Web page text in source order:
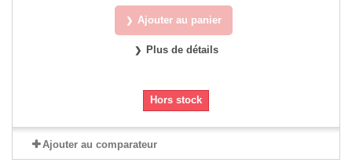
Ajouter au panier
Plus de détails
Hors stock
Ajouter au comparateur